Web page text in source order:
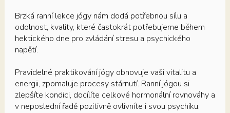
Brzká ranní lekce jógy nám dodá potřebnou sílu a
odolnost, kvality, které častokrát potřebujeme během
hektického dne pro zvládání stresu a psychického
napětí.
Pravidelné praktikování jógy obnovuje vaši vitalitu a
energii, zpomaluje procesy stárnutí. Ranní jógou si
zlepšíte kondici, docílíte celkové hormonální rovnováhy a
v neposlední řadě pozitivně ovlivníte i svou psychiku.